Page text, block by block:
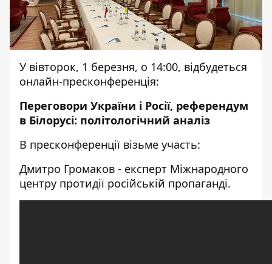
У вівторок, 1 березня, о 14:00, відбудеться
онлайн-пресконференція:
Переговори України і Росії, референдум
в Білорусі: політологічний аналіз
В пресконференції візьме участь:
Дмитро Громаков - експерт Міжнародного
центру протидії російській пропаганді.